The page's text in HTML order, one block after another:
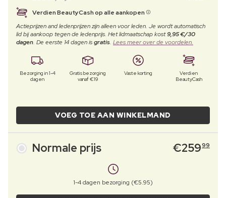
Verdien BeautyCash op alle aankopen
Actieprijzen and ledenprijzen zijn alleen voor leden. Je wordt automatisch
lid bij aankoop tegen de ledenprijs. Het lidmaatschap kost9,95 €/30
dagen. De eerste 14 dagen isgratis. Lees meer over de voordelen.
Bezorging in 1-4
dagen
Gratis bezorging
vanaf €19
Vaste korting
Verdien
BeautyCash
VOEG TOE AAN WINKELMAND
Normale prijs €25999
1-4 dagen bezorging (€5.95)